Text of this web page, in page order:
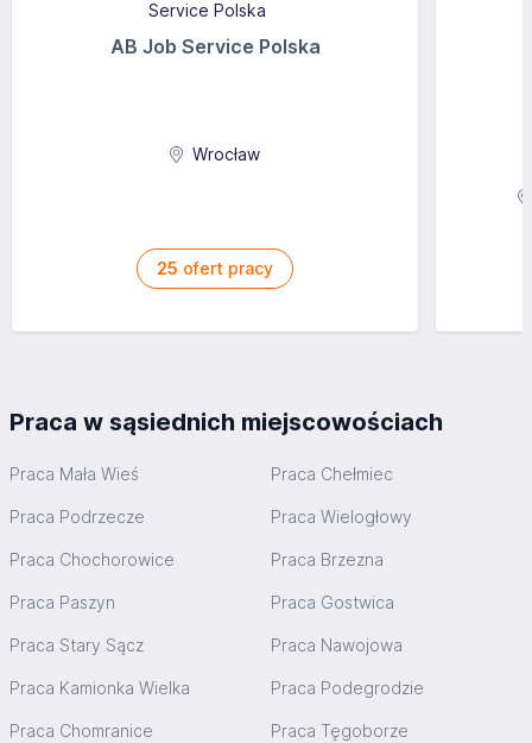
AB Job Service Polska
Wrocław
25 ofert pracy
Praca w sąsiednich miejscowościach
Praca Mała Wieś Praca Chełmiec
Praca Podrzecze Praca Wielogłowy
Praca Chochorowice Praca Brzezna
Praca Paszyn Praca Gostwica
Praca Stary Sącz Praca Nawojowa
Praca Kamionka Wielka Praca Podegrodzie
Praca Chomranice Praca Tęgoborze